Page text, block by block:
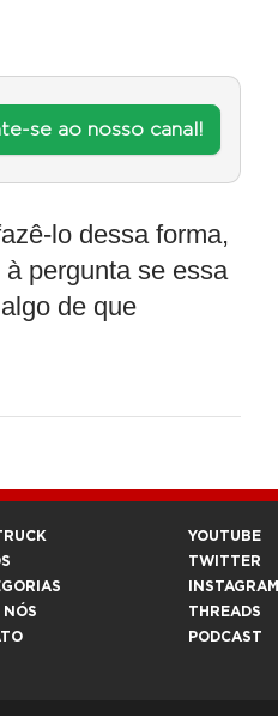
se ao nosso canal!
lo dessa forma,
pergunta se essa
de que
NÓS
YOUTUBE
TWITTER
INSTAGRAM
THREADS
PODCAST